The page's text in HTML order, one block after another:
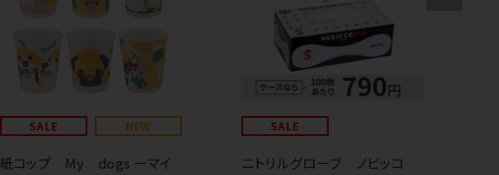
SALE NEW
紙コップ My dogs ーマイ
SALE
ニトリルグローブ ノビッコ